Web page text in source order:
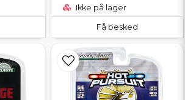
Ikke på lager
Få besked